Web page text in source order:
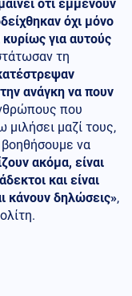
ότι εμμένουν
όχι μόνο
για αυτούς
τη
ανάγκη να πουν
που
μαζί τους,
βοηθήσουμε να
ακόμα, είναι
και είναι
κάνουν δηλώσεις»,